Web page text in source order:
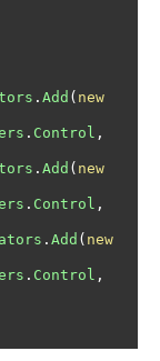
. Add ( new
. Control ,
. Add ( new
. Control ,
. Add ( new
. Control ,